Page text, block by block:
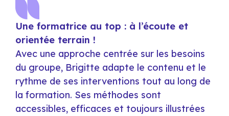
Une formatrice au top : à l’écoute et
orientée terrain !
Avec une approche centrée sur les besoins
du groupe, Brigitte adapte le contenu et le
rythme de ses interventions tout au long de
la formation. Ses méthodes sont
accessibles, efficaces et toujours illustrées